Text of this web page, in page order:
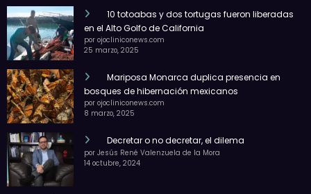
10 totoabas y dos tortugas fueron liberadas
en el Alto Golfo de California
por ojocliniconews.com
25 marzo, 2025
Mariposa Monarca duplica presencia en
bosques de hibernación mexicanos
por ojocliniconews.com
8 marzo, 2025
Decretar o no decretar, el dilema
por Jesús René Valenzuela de la Mora
14 octubre, 2024